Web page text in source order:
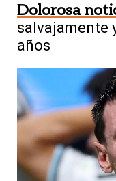
Dolorosa
salvajamente
años